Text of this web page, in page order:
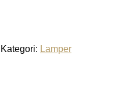
Kategori: Lamper